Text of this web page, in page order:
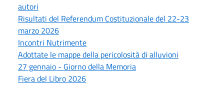
autori
Risultati del Referendum Costituzionale del 22-23
marzo 2026
Incontri Nutrimente
Adottate le mappe della pericolosità di alluvioni
27 gennaio - Giorno della Memoria
Fiera del Libro 2026